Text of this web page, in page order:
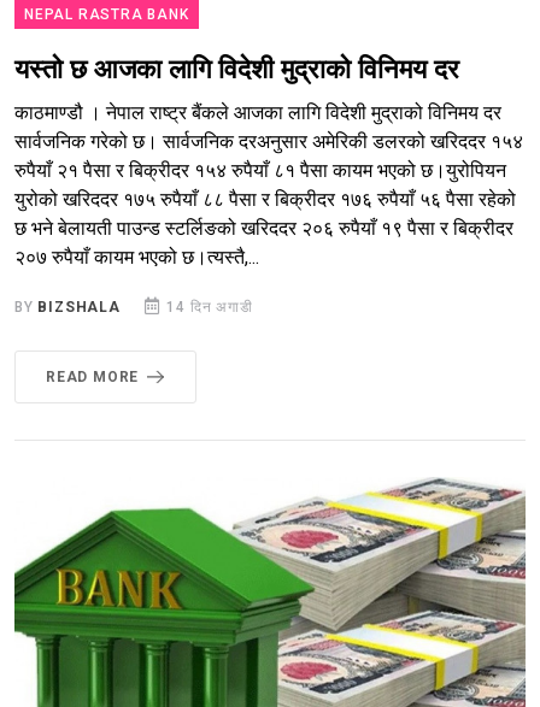
NEPAL RASTRA BANK
यस्तो छ आजका लागि विदेशी मुद्राको विनिमय दर
काठमाण्डौ । नेपाल राष्ट्र बैंकले आजका लागि विदेशी मुद्राको विनिमय दर
सार्वजनिक गरेको छ। सार्वजनिक दरअनुसार अमेरिकी डलरको खरिददर १५४
रुपैयाँ २१ पैसा र बिक्रीदर १५४ रुपैयाँ ८१ पैसा कायम भएको छ।युरोपियन
युरोको खरिददर १७५ रुपैयाँ ८८ पैसा र बिक्रीदर १७६ रुपैयाँ ५६ पैसा रहेको
छ भने बेलायती पाउन्ड स्टर्लिङको खरिददर २०६ रुपैयाँ १९ पैसा र बिक्रीदर
२०७ रुपैयाँ कायम भएको छ।त्यस्तै,...
BY BIZSHALA 14 दिन अगाडी
READ MORE